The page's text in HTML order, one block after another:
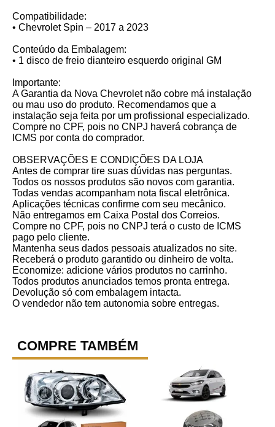
Compatibilidade:
• Chevrolet Spin – 2017 a 2023
Conteúdo da Embalagem:
• 1 disco de freio dianteiro esquerdo original GM
Importante:
A Garantia da Nova Chevrolet não cobre má instalação
ou mau uso do produto. Recomendamos que a
instalação seja feita por um profissional especializado.
Compre no CPF, pois no CNPJ haverá cobrança de
ICMS por conta do comprador.
OBSERVAÇÕES E CONDIÇÕES DA LOJA
Antes de comprar tire suas dúvidas nas perguntas.
Todos os nossos produtos são novos com garantia.
Todas vendas acompanham nota fiscal eletrônica.
Aplicações técnicas confirme com seu mecânico.
Não entregamos em Caixa Postal dos Correios.
Compre no CPF, pois no CNPJ terá o custo de ICMS
pago pelo cliente.
Mantenha seus dados pessoais atualizados no site.
Receberá o produto garantido ou dinheiro de volta.
Economize: adicione vários produtos no carrinho.
Todos produtos anunciados temos pronta entrega.
Devolução só com embalagem intacta.
O vendedor não tem autonomia sobre entregas.
COMPRE TAMBÉM